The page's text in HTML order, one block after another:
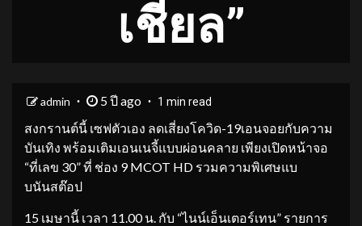
เชียล”
admin 5 ปี ago 1 min read
สงกรานต์นี้ เซฟตัวเอง ลดเสี่ยงโควิด-19เอนจอยกับความ
บันเทิง พร้อมเติมเอนเนจี้แบบผ่อนคลาย เพียงเปิดหน้าจอ
“ที่เลข 30” ที่ ช่อง 9 MCOT HD รวมความพิเศษแบ
บนันสต๊อป
15 เมษานี้ เวลา 11.00 น. กับ “ไนน์เอ็นเตอร์เทน” รายการ